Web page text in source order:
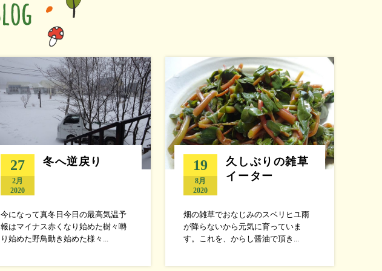
27
2月
2020
冬へ逆戻り
今になって真冬日今日の最高気温予
報はマイナス赤くなり始めた樹々囀
り始めた野鳥動き始めた様々...
19
8月
2020
久しぶりの雑草
イーター
畑の雑草でおなじみのスベリヒユ雨
が降らないから元気に育っていま
す。これを、からし醤油で頂き...